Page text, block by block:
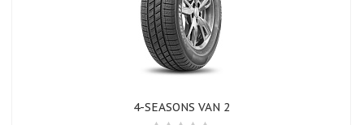
4-SEASONS VAN 2